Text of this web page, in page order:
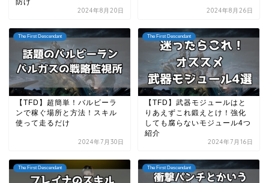
2024年8月20日 2024年8月26日
The First Descendant
【TFD】超簡単！バルビーラ
ンで稼ぐ場所と方法！スキル
使って走るだけ
2024年7月30日
The First Descendant
【TFD】武器モジュールはと
りあえずこれ鍛えとけ！強化
しても腐らないモジュール4つ
紹介
2024年7月16日
The First Descendant The First Descendant